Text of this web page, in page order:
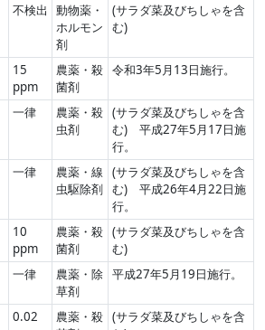
不検出
動物薬・
ホルモン
剤
(サラダ菜及びちしゃを含
む)
15
ppm
農薬・殺
菌剤
令和3年5月13日施行。
一律
農薬・殺
虫剤
(サラダ菜及びちしゃを含
む) 平成27年5月17日施
行。
一律
農薬・線
虫駆除剤
(サラダ菜及びちしゃを含
む) 平成26年4月22日施
行。
10
ppm
農薬・殺
菌剤
(サラダ菜及びちしゃを含
む)
一律
農薬・除
草剤
平成27年5月19日施行。
0.02
農薬・殺 (サラダ菜及びちしゃを含